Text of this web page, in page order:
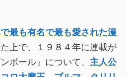
最も有名で最も愛された漫
上で、１９８４年に連載が
ボール」について、 主人公